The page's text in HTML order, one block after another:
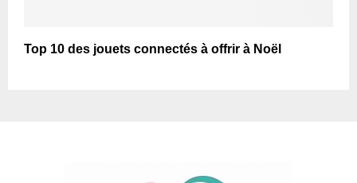
Top 10 des jouets connectés à offrir à Noël